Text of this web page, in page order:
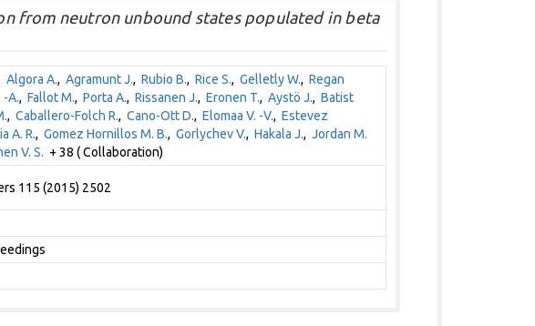
from neutron unbound states populated in beta
Algora A., Agramunt J., Rubio B., Rice S., Gelletly W., Regan
-A., Fallot M., Porta A., Rissanen J., Eronen T., Aystö J., Batist
, Caballero-Folch R., Cano-Ott D., Elomaa V. -V., Estevez
A. R., Gomez Hornillos M. B., Gorlychev V., Hakala J., Jordan M.
V. S. + 38 ( Collaboration)
115 (2015) 2502